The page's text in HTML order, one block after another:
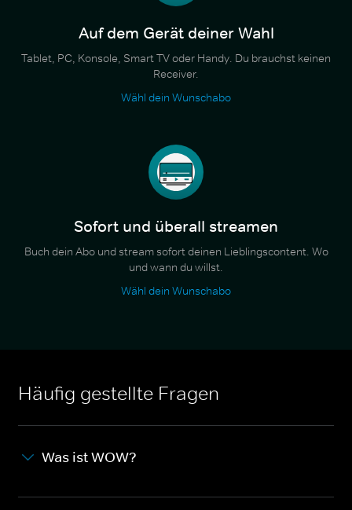
Auf dem Gerät deiner Wahl
Tablet, PC, Konsole, Smart TV oder Handy. Du brauchst keinen
Receiver.
Wähl dein Wunschabo
Sofort und überall streamen
Buch dein Abo und stream sofort deinen Lieblingscontent. Wo
und wann du willst.
Wähl dein Wunschabo
Häufig gestellte Fragen
Was ist WOW?